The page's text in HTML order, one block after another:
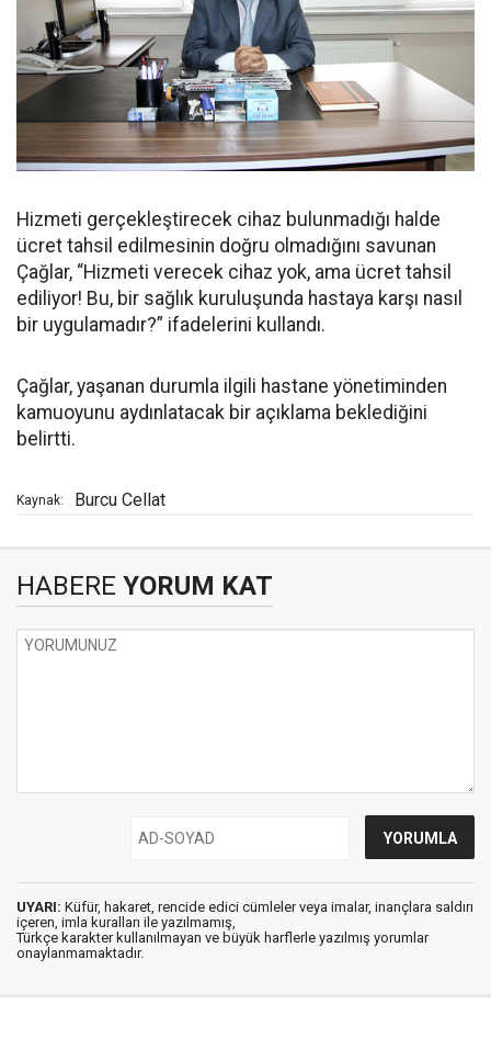
Hizmeti gerçekleştirecek cihaz bulunmadığı halde
ücret tahsil edilmesinin doğru olmadığını savunan
Çağlar, “Hizmeti verecek cihaz yok, ama ücret tahsil
ediliyor! Bu, bir sağlık kuruluşunda hastaya karşı nasıl
bir uygulamadır?” ifadelerini kullandı.
Çağlar, yaşanan durumla ilgili hastane yönetiminden
kamuoyunu aydınlatacak bir açıklama beklediğini
belirtti.
Kaynak: Burcu Cellat
HABERE YORUM KAT
UYARI: Küfür, hakaret, rencide edici cümleler veya imalar, inançlara saldırı
içeren, imla kuralları ile yazılmamış,
Türkçe karakter kullanılmayan ve büyük harflerle yazılmış yorumlar
onaylanmamaktadır.